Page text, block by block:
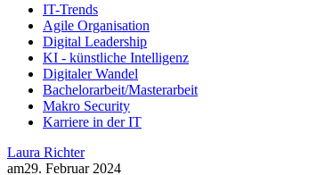
IT-Trends
Agile Organisation
Digital Leadership
KI - künstliche Intelligenz
Digitaler Wandel
Bachelorarbeit/Masterarbeit
Makro Security
Karriere in der IT
Laura Richter
am29. Februar 2024